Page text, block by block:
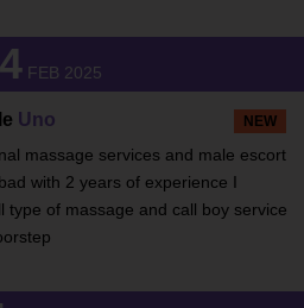
FEB 2025
NEW
Uno
massage services and male escort
with 2 years of experience I
type of massage and call boy service